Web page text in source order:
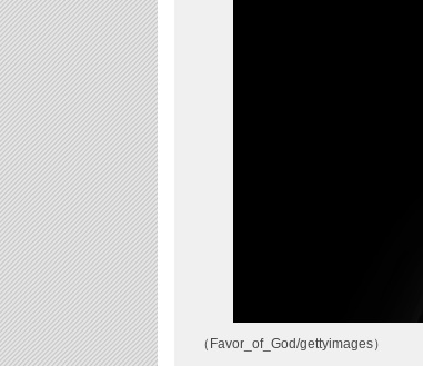
（Favor_of_God/gettyimages）